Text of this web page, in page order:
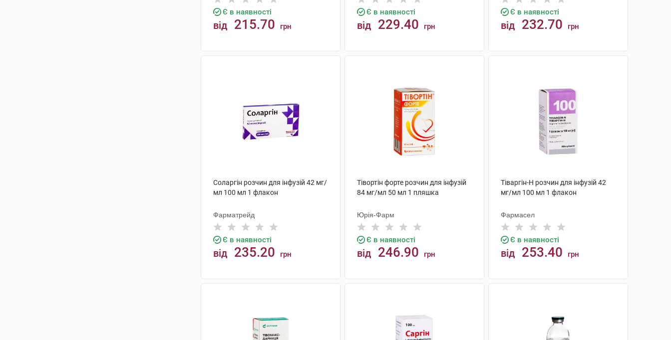
Є в наявності
від 215.70 грн
Є в наявності
від 229.40 грн
Є в наявності
від 232.70 грн
Соларгін розчин для інфузій 42 мг/
мл 100 мл 1 флакон
Фарматрейд
Є в наявності
від 235.20 грн
Тівортін форте розчин для інфузій
84 мг/мл 50 мл 1 пляшка
Юрія-Фарм
Є в наявності
від 246.90 грн
Тіваргін-Н розчин для інфузій 42
мг/мл 100 мл 1 флакон
Фармасел
Є в наявності
від 253.40 грн